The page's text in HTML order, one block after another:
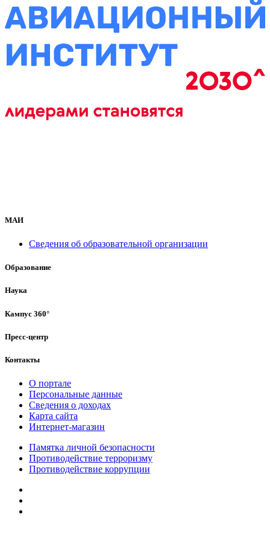
МАИ
Сведения об образовательной организации
Образование
Наука
Кампус 360°
Пресс-центр
Контакты
О портале
Персональные данные
Сведения о доходах
Карта сайта
Интернет-магазин
Памятка личной безопасности
Противодействие терроризму
Противодействие коррупции